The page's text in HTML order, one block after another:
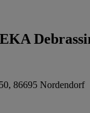
86695 Nordendorf